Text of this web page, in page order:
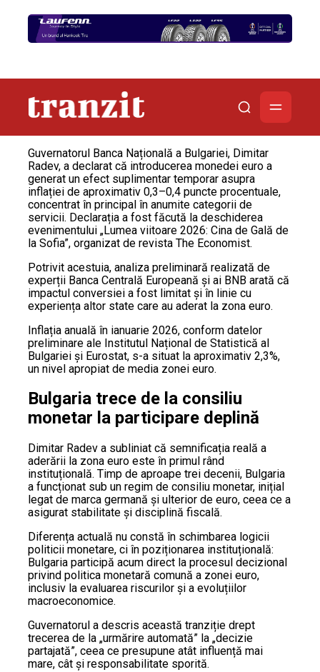
Guvernatorul Banca Națională a Bulgariei, Dimitar
Radev, a declarat că introducerea monedei euro a
generat un efect suplimentar temporar asupra
inflației de aproximativ 0,3–0,4 puncte procentuale,
concentrat în principal în anumite categorii de
servicii. Declarația a fost făcută la deschiderea
evenimentului „Lumea viitoare 2026: Cina de Gală de
la Sofia”, organizat de revista The Economist.
Potrivit acestuia, analiza preliminară realizată de
experții Banca Centrală Europeană și ai BNB arată că
impactul conversiei a fost limitat și în linie cu
experiența altor state care au aderat la zona euro.
Inflația anuală în ianuarie 2026, conform datelor
preliminare ale Institutul Național de Statistică al
Bulgariei și Eurostat, s-a situat la aproximativ 2,3%,
un nivel apropiat de media zonei euro.
Bulgaria trece de la consiliu
monetar la participare deplină
Dimitar Radev a subliniat că semnificația reală a
aderării la zona euro este în primul rând
instituțională. Timp de aproape trei decenii, Bulgaria
a funcționat sub un regim de consiliu monetar, inițial
legat de marca germană și ulterior de euro, ceea ce a
asigurat stabilitate și disciplină fiscală.
Diferența actuală nu constă în schimbarea logicii
politicii monetare, ci în poziționarea instituțională:
Bulgaria participă acum direct la procesul decizional
privind politica monetară comună a zonei euro,
inclusiv la evaluarea riscurilor și a evoluțiilor
macroeconomice.
Guvernatorul a descris această tranziție drept
trecerea de la „urmărire automată” la „decizie
partajată”, ceea ce presupune atât influență mai
mare, cât și responsabilitate sporită.